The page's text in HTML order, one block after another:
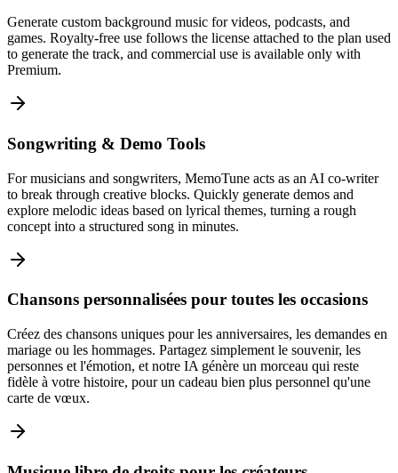
Generate custom background music for videos, podcasts, and
games. Royalty-free use follows the license attached to the plan used
to generate the track, and commercial use is available only with
Premium.
Songwriting & Demo Tools
For musicians and songwriters, MemoTune acts as an AI co-writer
to break through creative blocks. Quickly generate demos and
explore melodic ideas based on lyrical themes, turning a rough
concept into a structured song in minutes.
Chansons personnalisées pour toutes les occasions
Créez des chansons uniques pour les anniversaires, les demandes en
mariage ou les hommages. Partagez simplement le souvenir, les
personnes et l'émotion, et notre IA génère un morceau qui reste
fidèle à votre histoire, pour un cadeau bien plus personnel qu'une
carte de vœux.